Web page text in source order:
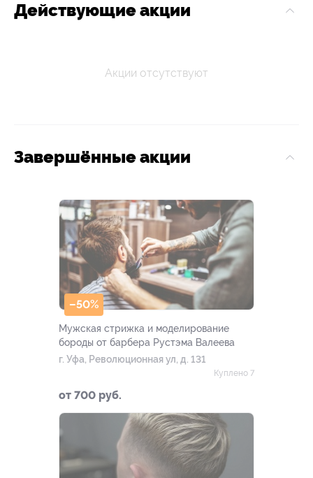
Действующие акции
Акции отсутствуют
Завершённые акции
–50%
Мужская стрижка и моделирование
бороды от барбера Рустэма Валеева
г. Уфа, Революционная ул, д. 131
от 700 руб.
Куплено 7